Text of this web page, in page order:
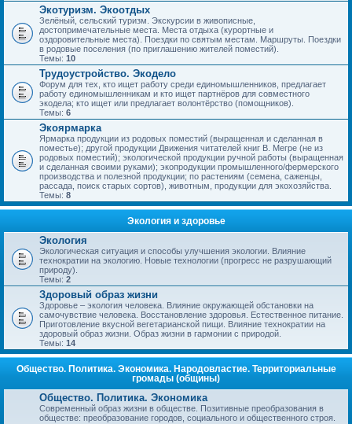
Экотуризм. Экоотдых
Зелёный, сельский туризм. Экскурсии в живописные,
достопримечательные места. Места отдыха (курортные и
оздоровительные места). Поездки по святым местам. Маршруты. Поездки
в родовые поселения (по приглашению жителей поместий).
Темы: 10
Трудоустройство. Экодело
Форум для тех, кто ищет работу среди единомышленников, предлагает
работу единомышленникам и кто ищет партнёров для совместного
экодела; кто ищет или предлагает волонтёрство (помощников).
Темы: 6
Экоярмарка
Ярмарка продукции из родовых поместий (выращенная и сделанная в
поместье); другой продукции Движения читателей книг В. Мегре (не из
родовых поместий); экологической продукции ручной работы (выращенная
и сделанная своими руками); экопродукции промышленного/фермерского
производства и полезной продукции; по растениям (семена, саженцы,
рассада, поиск старых сортов), животным, продукции для экохозяйства.
Темы: 8
Экология и здоровье
Экология
Экологическая ситуация и способы улучшения экологии. Влияние
технократии на экологию. Новые технологии (прогресс не разрушающий
природу).
Темы: 2
Здоровый образ жизни
Здоровье – экология человека. Влияние окружающей обстановки на
самочувствие человека. Восстановление здоровья. Естественное питание.
Приготовление вкусной вегетарианской пищи. Влияние технократии на
здоровый образ жизни. Образ жизни в гармонии с природой.
Темы: 14
Общество. Политика. Экономика. Народовластие. Территориальные
громады (общины)
Общество. Политика. Экономика
Современный образ жизни в обществе. Позитивные преобразования в
обществе: преобразование городов, социального и общественного строя.